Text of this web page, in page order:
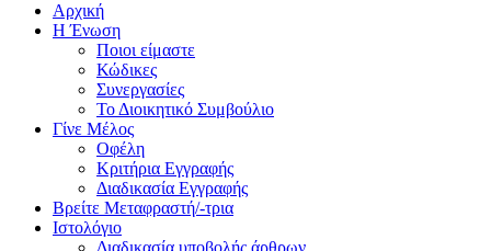
Αρχική
Η Ένωση
Ποιοι είμαστε
Κώδικες
Συνεργασίες
Το Διοικητικό Συμβούλιο
Γίνε Μέλος
Οφέλη
Κριτήρια Εγγραφής
Διαδικασία Εγγραφής
Βρείτε Μεταφραστή/-τρια
Ιστολόγιο
Διαδικασία υποβολής άρθρων